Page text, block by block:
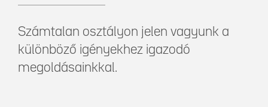
Számtalan osztályon jelen vagyunk a
különböző igényekhez igazodó
megoldásainkkal.